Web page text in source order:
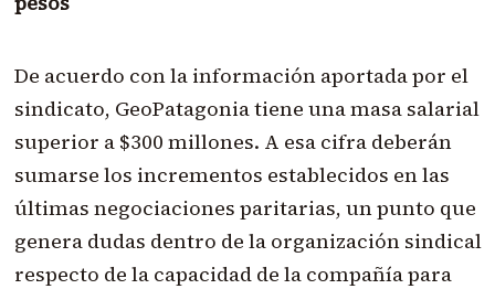
De acuerdo con la información aportada por el
sindicato, GeoPatagonia tiene una masa salarial
superior a $300 millones. A esa cifra deberán
sumarse los incrementos establecidos en las
últimas negociaciones paritarias, un punto que
genera dudas dentro de la organización sindical
respecto de la capacidad de la compañía para